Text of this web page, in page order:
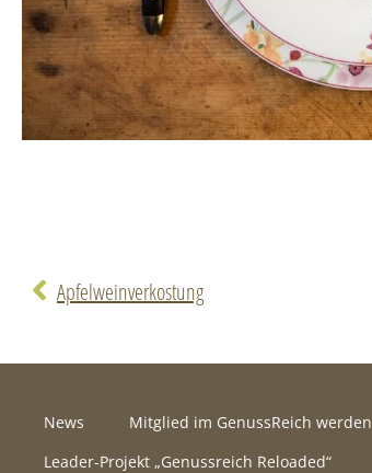
Apfelweinverkostung
News Mitglied im GenussReich werden
Leader-Projekt „Genussreich Reloaded“